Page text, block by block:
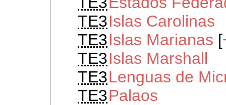
TE3Islas Carolinas
TE3Islas Marianas [
TE3Islas Marshall
TE3Lenguas de
TE3Palaos